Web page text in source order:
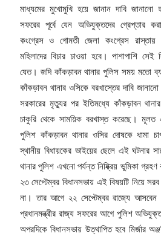
মাধ্যমের মুখোমুখি হয়ে জানান দাবি জানানো
সফরের পূর্বে যেন অভিযুক্তদের গ্রেপ্তার
কংগ্রেস ও গোমতী জেলা কংগ্রেস রাস্তায়
মহিলাদের বিচার চাওয়া হবে। পাশাপাশি
যেত। জদি কাঁকড়াবন থানার পুলিস সময় মতো
কাঁকড়াবন থানার ওসিকে বরখাস্তের দাবি
সরকারের মৃত্যুর পর ইতিমধ্যে কাঁকড়াবন
চাকুরি থেকে সাময়িক বরখাস্ত করেছে।
পুলিশ কাঁকড়াবন থানার ওসির দোষকে ধামা
স্থানীয় বিধায়কের ভাইয়ের ছেলে এই ঘটনার
থানার পুলিশ এখনো পর্যন্ত নিষ্ক্রিয় ভুমিকা
২৩ সেপ্টেম্বর বিধানসভায় এই বিষয়টি নিয়ে সরব
না। তার আগে ২২ সেপ্টেম্বর রাজ্যে আসবেন
প্রধানমন্ত্রীর রাজ্য সফরের আগে পুলিশ
অপরদিকে বিধানসভায় উত্থাপিত হবে মির্জার